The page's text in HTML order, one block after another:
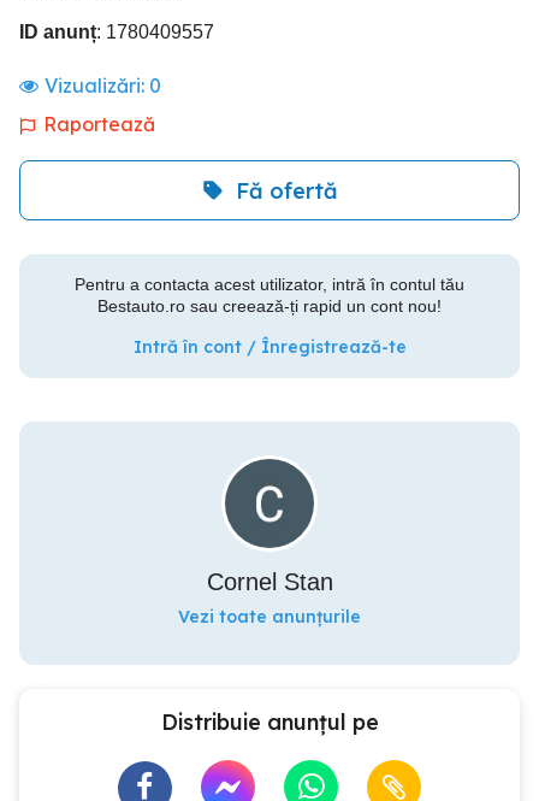
ID anunț: 1780409557
Vizualizări: 0
Raportează
Fă ofertă
Pentru a contacta acest utilizator, intră în contul tău
Bestauto.ro sau creează-ți rapid un cont nou!
Intră în cont / Înregistrează-te
Cornel Stan
Vezi toate anunțurile
Distribuie anunțul pe